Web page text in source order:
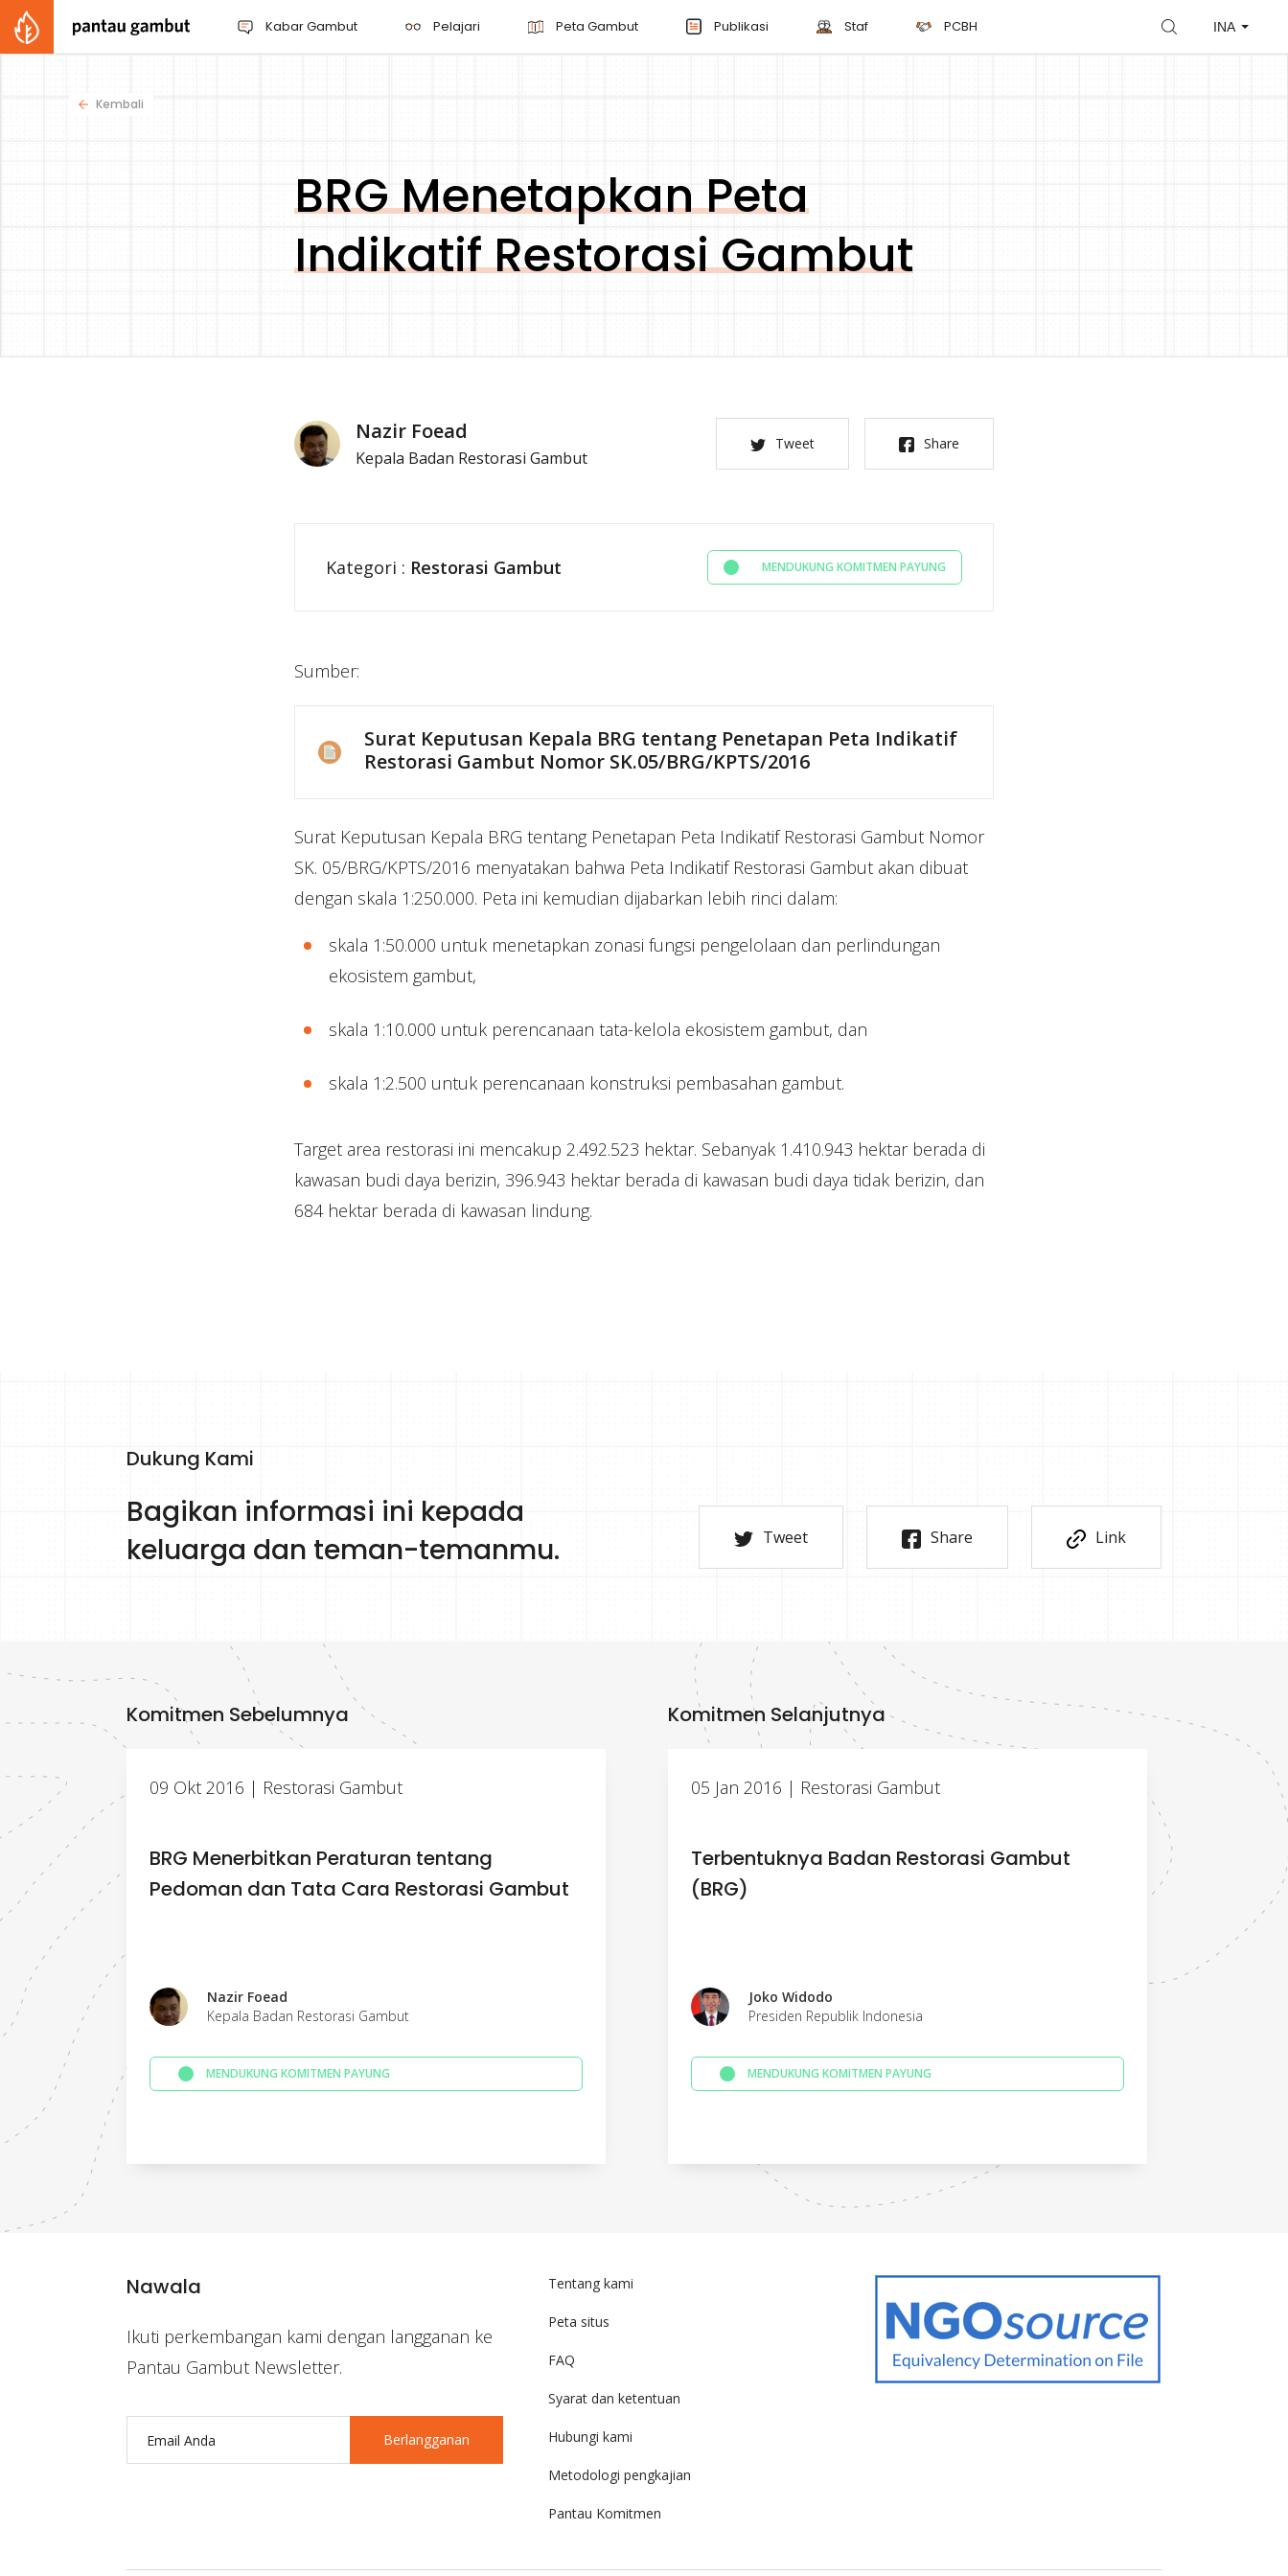
Kabar Gambut Pelajari Peta Gambut Publikasi Staf PCBH INA
Kembali
BRG Menetapkan Peta
Indikatif Restorasi Gambut
Nazir Foead
Kepala Badan Restorasi Gambut
Tweet Share
Kategori : Restorasi Gambut MENDUKUNG KOMITMEN PAYUNG
Sumber:
Surat Keputusan Kepala BRG tentang Penetapan Peta Indikatif
Restorasi Gambut Nomor SK.05/BRG/KPTS/2016
Surat Keputusan Kepala BRG tentang Penetapan Peta Indikatif Restorasi Gambut Nomor
SK. 05/BRG/KPTS/2016 menyatakan bahwa Peta Indikatif Restorasi Gambut akan dibuat
dengan skala 1:250.000. Peta ini kemudian dijabarkan lebih rinci dalam:
skala 1:50.000 untuk menetapkan zonasi fungsi pengelolaan dan perlindungan
ekosistem gambut,
skala 1:10.000 untuk perencanaan tata-kelola ekosistem gambut, dan
skala 1:2.500 untuk perencanaan konstruksi pembasahan gambut.
Target area restorasi ini mencakup 2.492.523 hektar. Sebanyak 1.410.943 hektar berada di
kawasan budi daya berizin, 396.943 hektar berada di kawasan budi daya tidak berizin, dan
684 hektar berada di kawasan lindung.
Dukung Kami
Bagikan informasi ini kepada
keluarga dan teman-temanmu.
Tweet Share Link
Komitmen Sebelumnya
09 Okt 2016 | Restorasi Gambut
BRG Menerbitkan Peraturan tentang
Pedoman dan Tata Cara Restorasi Gambut
Nazir Foead
Kepala Badan Restorasi Gambut
MENDUKUNG KOMITMEN PAYUNG
Komitmen Selanjutnya
05 Jan 2016 | Restorasi Gambut
Terbentuknya Badan Restorasi Gambut
(BRG)
Joko Widodo
Presiden Republik Indonesia
MENDUKUNG KOMITMEN PAYUNG
Nawala
Ikuti perkembangan kami dengan langganan ke
Pantau Gambut Newsletter.
Berlangganan
Tentang kami
Peta situs
FAQ
Syarat dan ketentuan
Hubungi kami
Metodologi pengkajian
Pantau Komitmen